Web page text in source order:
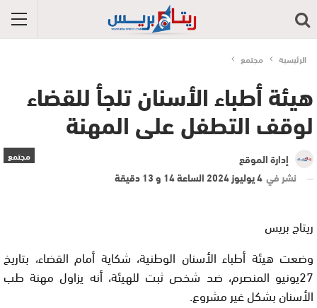
الرئيسية مجتمع
هيئة أطباء الأسنان تلجأ للقضاء
لوقف التطفل على المهنة
مجتمع
إدارة الموقع
نشر في4 يوليوز 2024 الساعة 14 و 13 دقيقة
ريتاج بريس
وضعت هيئة أطباء الأسنان الوطنية، شكاية أمام القضاء، بتاريخ
27يونيو المنصرم، ضد شخص ثبت للهيئة، أنه يزاول مهنة طب
الأسنان بشكل غير مشروع.